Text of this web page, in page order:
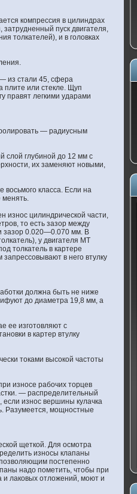
компрессия в цилиндрах
пуск двигателя,
толкателей), и в головках
из стали 45, сфера
плите или стекле. Щуп
правят легкими ударами
— радиусным
слой глубиной до 12 мм с
их заменяют новыми,
класса. Если на
менять.
износ цилиндрической части,
то есть зазор между
зазор 0.020—0.070 мм. В
у двигателя МТ
толкатель в картере
в него втулку
должна быть не ниже
до диаметра 19,8 мм, а
ее изготовляют с
в картер втулку
токами высокой частоты
износе рабочих торцев
— распределительный
если износ вершины кулачка
Разумеется, мощностные
щеткой. Для осмотра
износы клапаны
постепенно
надо пометить, чтобы при
и лаковых отложений, моют и